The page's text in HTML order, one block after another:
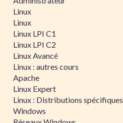
Linux
Linux
Linux LPI C1
Linux LPI C2
Linux Avancé
Linux : autres cours
Apache
Linux Expert
Linux : Distributions spécifiques
Windows